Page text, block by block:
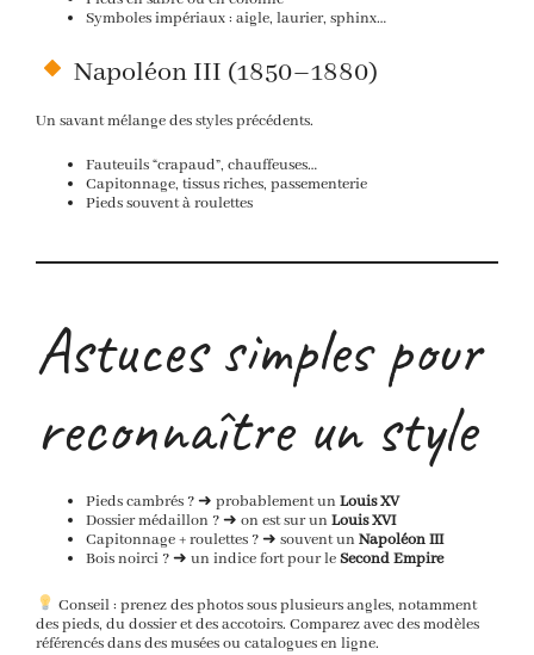
Symboles impériaux : aigle, laurier, sphinx…
Napoléon III (1850–1880)
Un savant mélange des styles précédents.
Fauteuils “crapaud”, chauffeuses…
Capitonnage, tissus riches, passementerie
Pieds souvent à roulettes
Astuces simples pour
reconnaître un style
Pieds cambrés ? ➜ probablement unLouis XV
Dossier médaillon ? ➜ on est sur unLouis XVI
Capitonnage + roulettes ? ➜ souvent unNapoléon III
Bois noirci ? ➜ un indice fort pour leSecond Empire
Conseil : prenez des photos sous plusieurs angles, notamment
des pieds, du dossier et des accotoirs. Comparez avec des modèles
référencés dans des musées ou catalogues en ligne.